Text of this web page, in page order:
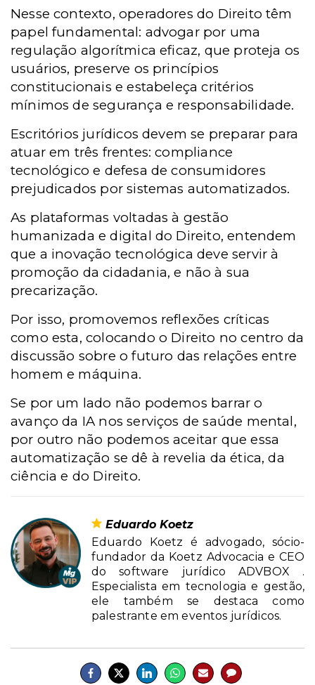
Nesse contexto, operadores do Direito têm
papel fundamental: advogar por uma
regulação algorítmica eficaz, que proteja os
usuários, preserve os princípios
constitucionais e estabeleça critérios
mínimos de segurança e responsabilidade.
Escritórios jurídicos devem se preparar para
atuar em três frentes: compliance
tecnológico e defesa de consumidores
prejudicados por sistemas automatizados.
As plataformas voltadas à gestão
humanizada e digital do Direito, entendem
que a inovação tecnológica deve servir à
promoção da cidadania, e não à sua
precarização.
Por isso, promovemos reflexões críticas
como esta, colocando o Direito no centro da
discussão sobre o futuro das relações entre
homem e máquina.
Se por um lado não podemos barrar o
avanço da IA nos serviços de saúde mental,
por outro não podemos aceitar que essa
automatização se dê à revelia da ética, da
ciência e do Direito.
Eduardo Koetz
Eduardo Koetz é advogado, sócio-
fundador da Koetz Advocacia e CEO
do software jurídico ADVBOX .
Especialista em tecnologia e gestão,
ele também se destaca como
palestrante em eventos jurídicos.